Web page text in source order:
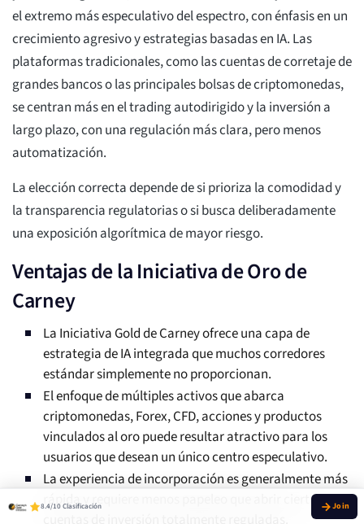
el extremo más especulativo del espectro, con énfasis en un
crecimiento agresivo y estrategias basadas en IA. Las
plataformas tradicionales, como las cuentas de corretaje de
grandes bancos o las principales bolsas de criptomonedas,
se centran más en el trading autodirigido y la inversión a
largo plazo, con una regulación más clara, pero menos
automatización.
La elección correcta depende de si prioriza la comodidad y
la transparencia regulatorias o si busca deliberadamente
una exposición algorítmica de mayor riesgo.
Ventajas de la Iniciativa de Oro de
Carney
La Iniciativa Gold de Carney ofrece una capa de
estrategia de IA integrada que muchos corredores
estándar simplemente no proporcionan.
El enfoque de múltiples activos que abarca
criptomonedas, Forex, CFD, acciones y productos
vinculados al oro puede resultar atractivo para los
usuarios que desean un único centro especulativo.
La experiencia de incorporación es generalmente más
rápida y requiere menos papeleo que abrir ciertas
8.4/10 Clasificación